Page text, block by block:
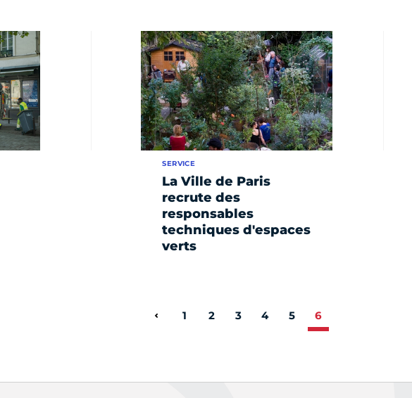
La Ville de Paris
recrute des
responsables
techniques d'espaces
verts
SERVICE
Page précédente
1 2 3 4 5 6